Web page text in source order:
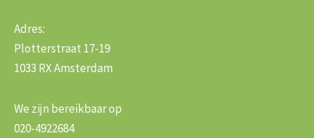
Adres:
Plotterstraat 17-19
1033 RX Amsterdam
We zijn bereikbaar op
020-4922684